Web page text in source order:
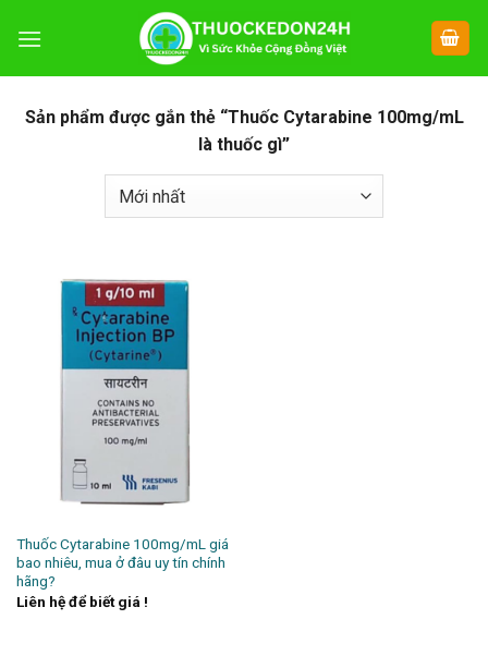
đến
Sản phẩm được gắn thẻ “Thuốc Cytarabine 100mg/mL
là thuốc gì”
Thuốc Cytarabine 100mg/mL giá
bao nhiêu, mua ở đâu uy tín chính
hãng?
Liên hệ để biết giá !